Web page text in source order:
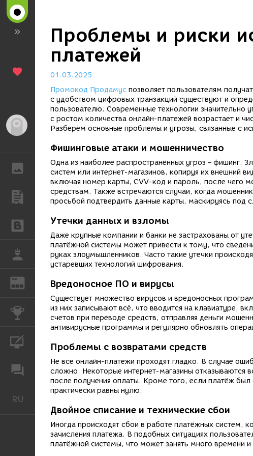
Гость
ГАЛЕРЕЯ
ПУБЛИКАЦИИ
БЛОГИ
РАБОТА
REN ЖУРНАЛ
КОНКУРСЫ
ФОРУМ
RU
Проблемы и риски
платежей
01.03.2025
Промокод Продамус позволяет пользователям
с удобством цифровых транзакций существуют и
пользователю. Современные технологии значительно
с ростом количества онлайн-платежей возрастает и
Разберём основные проблемы и угрозы, связанные с
Фишинговые атаки и мошенничество
Одна из наиболее распространённых угроз – фишинг.
систем или интернет-магазинов, копируя их внешний
включая номер карты, CVV-код и пароль, после чего
средствам. Также встречаются случаи, когда
просьбой подтвердить данные карты, маскируясь под
Утечки данных и взломы
Даже крупные компании и банки не застрахованы от
платёжной системы может привести к тому, что
руках злоумышленников. Часто такие утечки
устаревших технологий шифрования.
Вредоносное ПО и вирусы
Существует множество вирусов и вредоносных
из них записывают всё, что вводится на клавиатуре,
счетов при переводе средств, отправляя деньги
антивирусные программы и регулярно обновлять
Проблемы с возвратами средств
Не все онлайн-платежи проходят гладко. В случае
сложно. Некоторые интернет-магазины отказываются
после получения оплаты. Кроме того, если платёж
практически равны нулю.
Двойное списание и технические сбои
Иногда происходят сбои в работе платёжных систем,
зачисления платежа. В подобных ситуациях
платёжной системы, что может занять много времени